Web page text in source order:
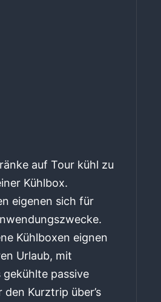
auf Tour kühl zu
Kühlbox.
eigenen sich für
Kühlboxen eignen
Urlaub, mit
gekühlte passive
Kurztrip über’s